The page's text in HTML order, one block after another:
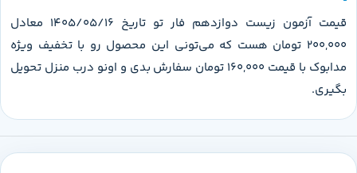
قیمت آزمون زیست دوازدهم فار تو تاریخ 1405/05/16 معادل
200,000 تومان هست که می‌تونی این محصول رو با تخفیف ویژه
مدابوک با قیمت 160,000 تومان سفارش بدی و اونو درب منزل تحویل
بگیری.